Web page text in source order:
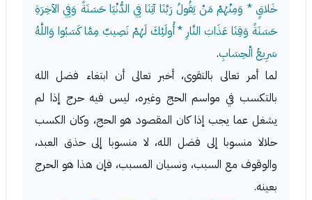
خَلاقٍ * وَمِنْهُمْ مَنْ يَقُولُ رَبَّنَا آتِنَا فِي الدُّنْيَا حَسَنَةً وَفِي الآخِرَةِ
حَسَنَةً وَقِنَا عَذَابَ النَّارِ * أُولَئِكَ لَهُمْ نَصِيبٌ مِمَّا كَسَبُوا وَاللَّهُ
سَرِيعُ الْحِسَابِ.
لما أمر تعالى بالتقوى، أخبر تعالى أن ابتغاء فضل الله
بالتكسب في مواسم الحج وغيره، ليس فيه حرج إذا لم
يشغل عما يجب إذا كان المقصود هو الحج، وكان الكسب
حلالا منسوبا إلى فضل الله، لا منسوبا إلى حذق العبد،
والوقوف مع السبب، ونسيان المسبب، فإن هذا هو الحرج
بعينه.